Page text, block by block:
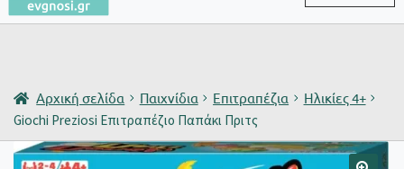
Αρχική σελίδα Παιχνίδια Επιτραπέζια
Ηλικίες 4+
Giochi Preziosi Επιτραπέζιο Παπάκι Πριτς